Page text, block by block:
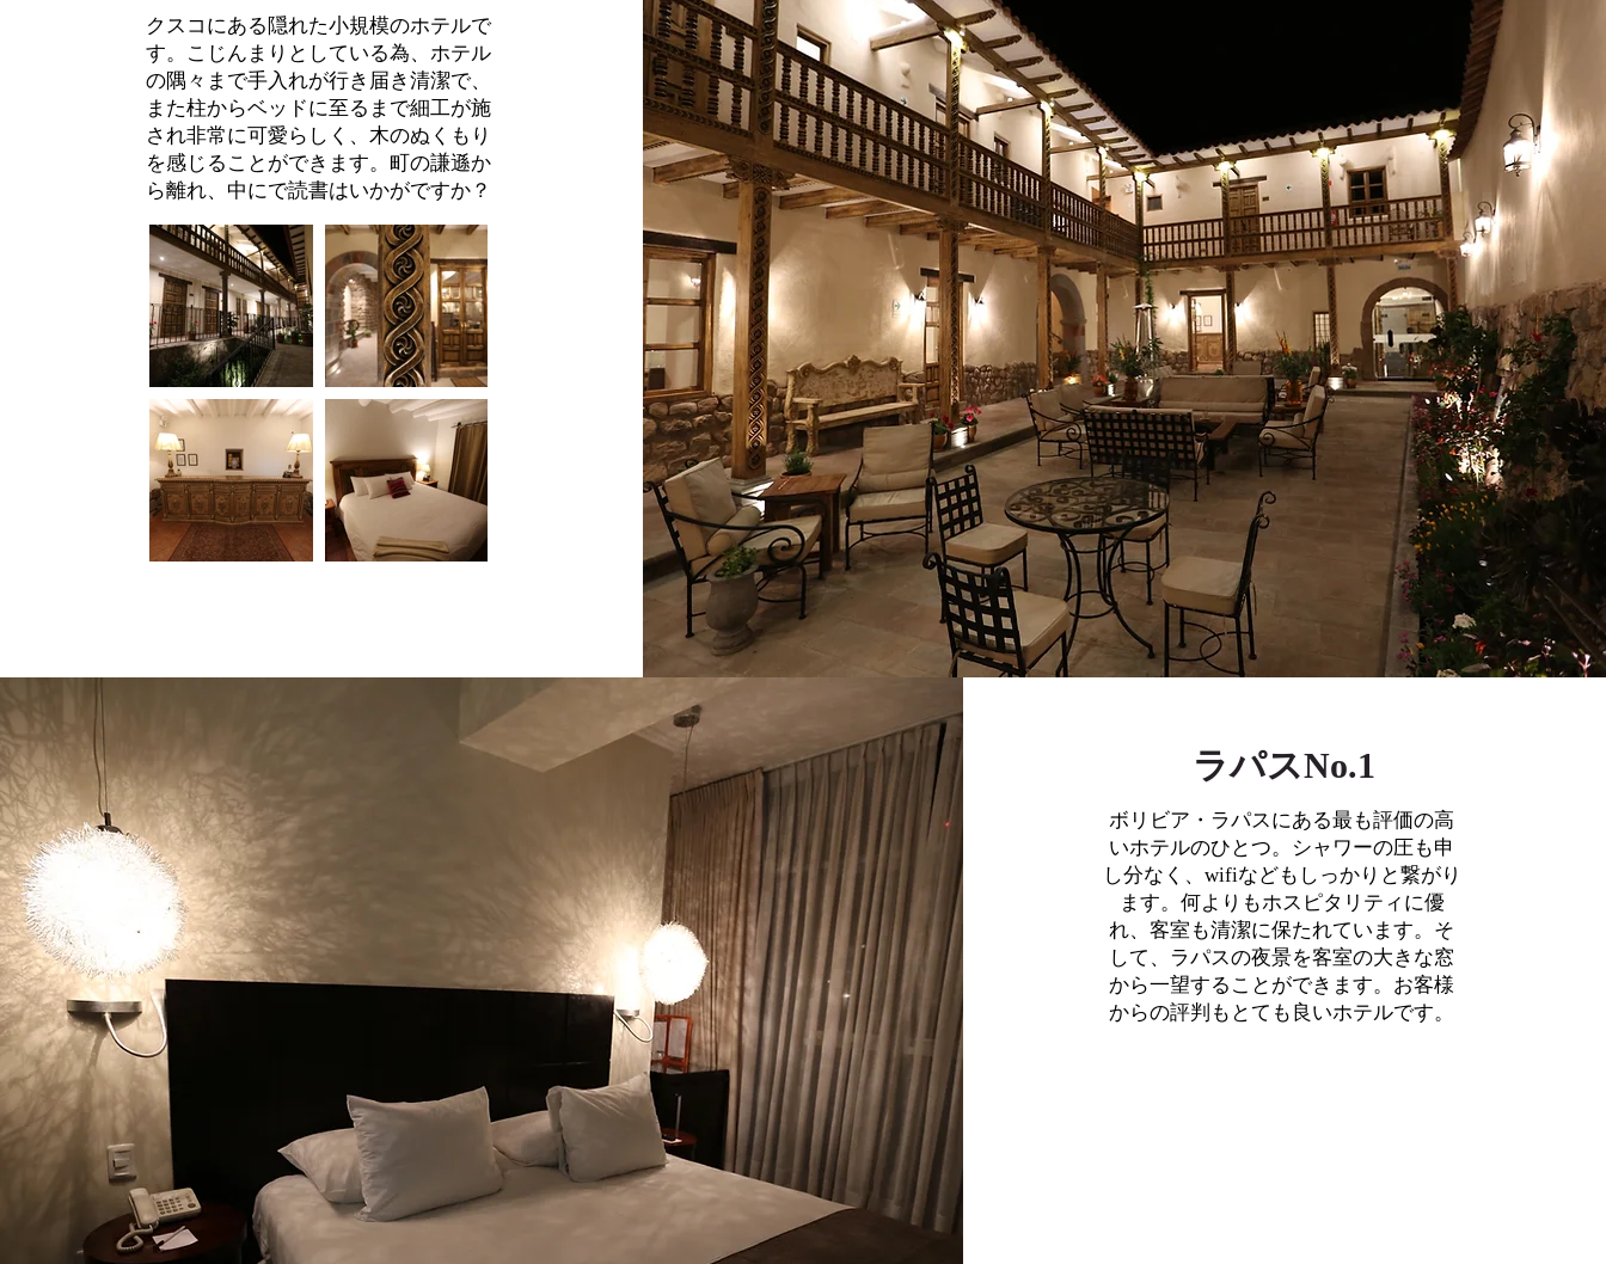
クスコにある隠れた小規模のホテルで
す。こじんまりとしている為、ホテル
の隅々まで手入れが行き届き清潔で、
また柱からベッドに至るまで細工が施
され非常に可愛らしく、木のぬくもり
を感じることができます。町の謙遜か
ら離れ、中にで読書はいかがですか？
ラパスNo.1
ボリビア・ラパスにある最も評価の高
いホテルのひとつ。シャワーの圧も申
し分なく、wifiなどもしっかりと繋がり
ます。何よりもホスピタリティに優
れ、客室も清潔に保たれています。そ
して、ラパスの夜景を客室の大きな窓
から一望することができます。お客様
からの評判もとても良いホテルです。